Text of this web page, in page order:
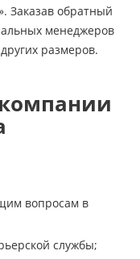
Заказав обратный
менеджеров
размеров.
вопросам в
службы;